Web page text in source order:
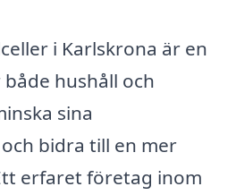
i Karlskrona är en
hushåll och
sina
bidra till en mer
erfaret företag inom